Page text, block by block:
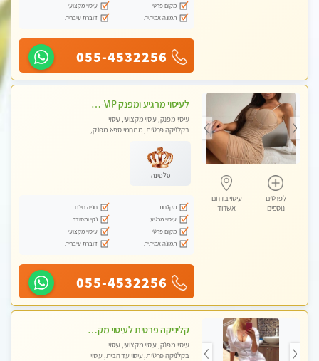
מקום פרטי
עיסוי מקצועי
תמונה אמיתית
דוברת עיברית
055-4532256
לפרטים
נוספים
עיסוי בדרום
אשדוד
לעיסוי מרגיע ומפנק VIP-מומלץ לחלוטין! פרטי! ​​​​​​ Highly recommended
עיסוי מפנק, עיסוי מקצועי, עיסוי
בקלניקה פרטית, מתחמי ספא מפנק,
טנטרה
פלטינה
מקלחת
חניה חינם
עיסוי מרגיע
נקי ומסודר
מקום פרטי
עיסוי מקצועי
תמונה אמיתית
דוברת עיברית
055-4532256
קליניקה פרטית לעיסוי מקצועי ואלטרנטיבי ברמה גבוהה VIP תתקשר ..... highly recommended..new in the city
עיסוי מפנק, עיסוי מקצועי, עיסוי
בקלניקה פרטית, עיסוי עד הבית, עיסוי